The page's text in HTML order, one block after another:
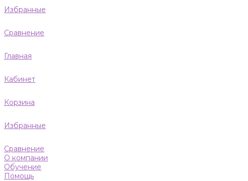
Избранные
Сравнение
Главная
Кабинет
Корзина
Избранные
Сравнение
О компании
Обучение
Помощь